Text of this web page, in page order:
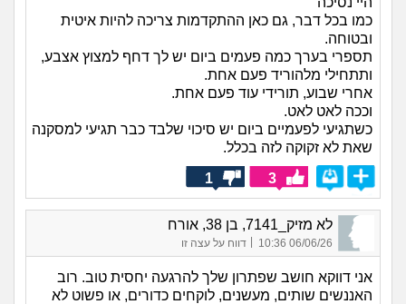
כמו בכל דבר, גם כאן ההתקדמות צריכה להיות איטית
ובטוחה.
תספרי בערך כמה פעמים ביום יש לך דחף למצוץ אצבע,
ותתחילי מלהוריד פעם אחת.
אחרי שבוע, תורידי עוד פעם אחת.
וככה לאט לאט.
כשתגיעי לפעמיים ביום יש סיכוי שלבד כבר תגיעי למסקנה
שאת לא זקוקה לזה בכלל.
3
1
לא מזיק_7141, בן 38, אורח
06/06/26 10:36
| דווח על עצה זו
אני דווקא חושב שפתרון שלך להרגעה יחסית טוב. רוב
האננשים שותים, מעשנים, לוקחים כדורים, או פשוט לא